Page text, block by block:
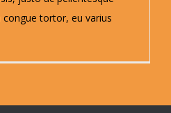
tortor, eu varius